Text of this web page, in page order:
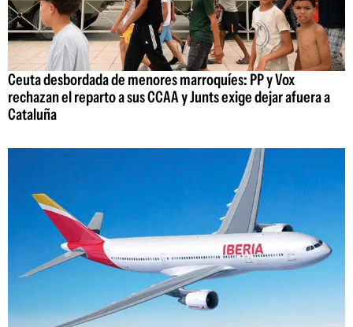
Ceuta desbordada de menores marroquíes: PP y Vox
rechazan el reparto a sus CCAA y Junts exige dejar afuera a
Cataluña